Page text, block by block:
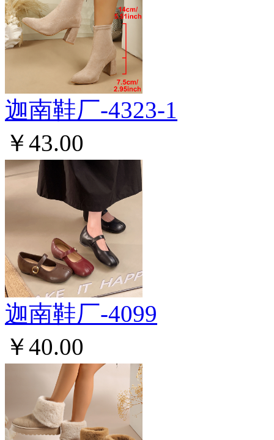
迦南鞋厂-4323-1
￥43.00
迦南鞋厂-4099
￥40.00